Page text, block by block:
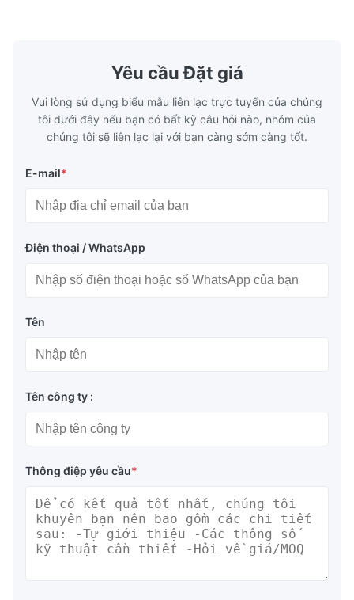
Yêu cầu Đặt giá
Vui lòng sử dụng biểu mẫu liên lạc trực tuyến của chúng
tôi dưới đây nếu bạn có bất kỳ câu hỏi nào, nhóm của
chúng tôi sẽ liên lạc lại với bạn càng sớm càng tốt.
E-mail*
Điện thoại / WhatsApp
Tên
Tên công ty :
Thông điệp yêu cầu*